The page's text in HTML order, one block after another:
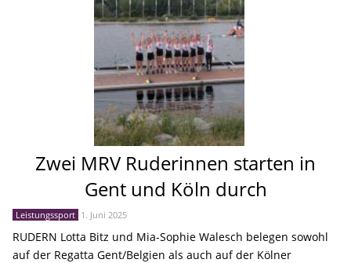
Zwei MRV Ruderinnen starten in
Gent und Köln durch
Leistungssport 1. Juni 2025
RUDERN Lotta Bitz und Mia-Sophie Walesch belegen sowohl
auf der Regatta Gent/Belgien als auch auf der Kölner